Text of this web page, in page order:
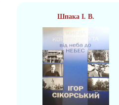
Шпака І. В.